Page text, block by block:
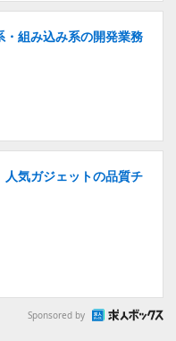
組み込み系の開発業務
人気ガジェットの品質チ
Sponsored by